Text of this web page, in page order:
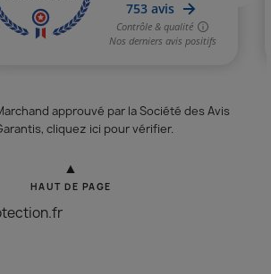
approuvé par la Société des Avis
cliquez ici pour vérifier.
▲
HAUT DE PAGE